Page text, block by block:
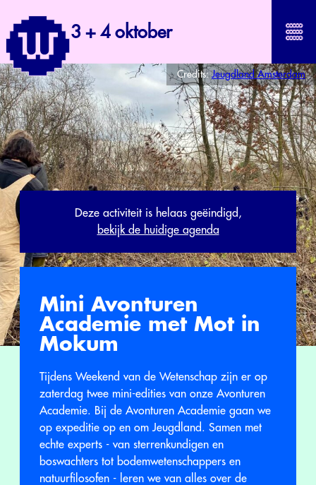
3 + 4 oktober
Credits:Jeugdland Amsterdam
Deze activiteit is helaas geëindigd,
bekijk de huidige agenda
Mini Avonturen
Academie met Mot in
Mokum
Tijdens Weekend van de Wetenschap zijn er op
zaterdag twee mini-edities van onze Avonturen
Academie. Bij de Avonturen Academie gaan we
op expeditie op en om Jeugdland. Samen met
echte experts - van sterrenkundigen en
boswachters tot bodemwetenschappers en
natuurfilosofen - leren we van alles over de